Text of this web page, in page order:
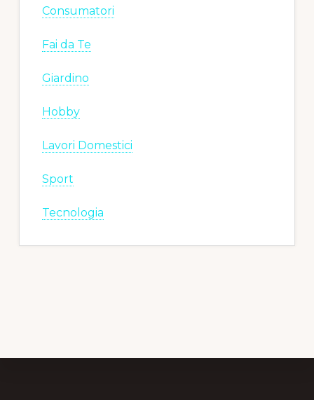
Consumatori
Fai da Te
Giardino
Hobby
Lavori Domestici
Sport
Tecnologia